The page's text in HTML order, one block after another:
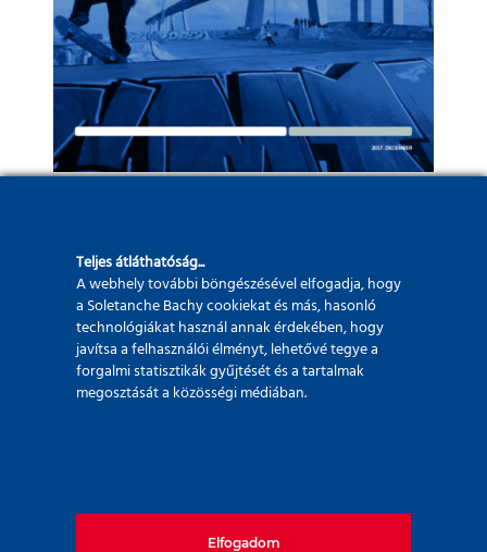
Teljes átláthatóság...
A webhely további böngészésével elfogadja, hogy
a Soletanche Bachy cookiekat és más, hasonló
technológiákat használ annak érdekében, hogy
javítsa a felhasználói élményt, lehetővé tegye a
forgalmi statisztikák gyűjtését és a tartalmak
megosztását a közösségi médiában.
Elfogadom